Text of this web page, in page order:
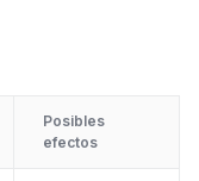
Posibles
efectos